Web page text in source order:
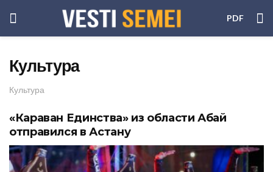
PDF
Культура
Культура
«Караван Единства» из области Абай
отправился в Астану